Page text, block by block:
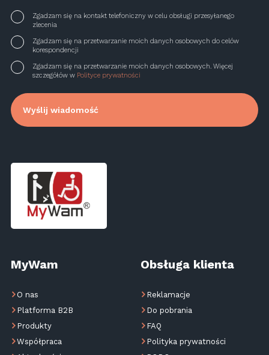
Zgadzam się na kontakt telefoniczny w celu obsługi przesyłanego
zlecenia
Zgadzam się na przetwarzanie moich danych osobowych do celów
korespondencji
Zgadzam się na przetwarzanie moich danych osobowych. Więcej
szczegółów w Polityce prywatności
MyWam
O nas
Platforma B2B
Produkty
Współpraca
Obsługa klienta
Reklamacje
Do pobrania
FAQ
Polityka prywatności